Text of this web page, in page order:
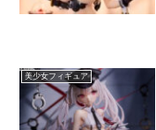
美少女フィギュア